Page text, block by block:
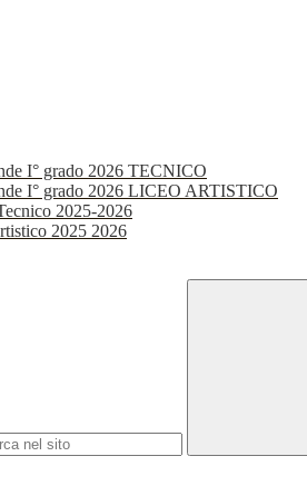
I° grado 2026 TECNICO
I° grado 2026 LICEO ARTISTICO
2025-2026
2025 2026